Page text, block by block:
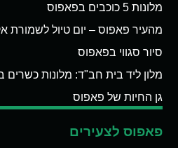
מלונות 5 כוכבים בפאפוס
מהעיר פאפוס – יום טיול לשמורת
סיור סגווי בפאפוס
מלון ליד בית חב"ד: מלונות כשרים
גן החיות של פאפוס
פאפוס לצעירים